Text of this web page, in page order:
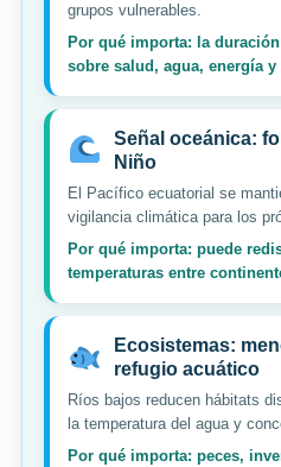
grupos vulnerables.
Por qué importa: la
sobre salud, agua, energía y
Señal oceánica:
Niño
El Pacífico ecuatorial se
vigilancia climática para los
Por qué importa: puede
temperaturas entre
Ecosistemas:
refugio acuático
Ríos bajos reducen hábitats
la temperatura del agua y
Por qué importa: peces,